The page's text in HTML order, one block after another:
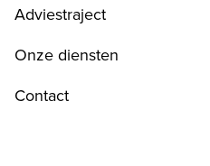
Adviestraject
Onze diensten
Contact